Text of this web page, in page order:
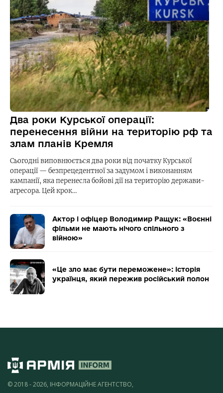
Два роки Курської операції:
перенесення війни на територію рф та
злам планів Кремля
Сьогодні виповнюється два роки від початку Курської
операції — безпрецедентної за задумом і виконанням
кампанії, яка перенесла бойові дії на територію держави-
агресора. Цей крок…
Актор і офіцер Володимир Ращук: «Воєнні
фільми не мають нічого спільного з
війною»
«Це зло має бути переможене»: історія
українця, який пережив російський полон
© 2018 - 2026, ІНФОРМАЦІЙНЕ АГЕНТСТВО,